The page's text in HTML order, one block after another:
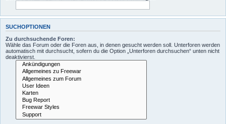
SUCHOPTIONEN
Zu durchsuchende Foren:
Wähle das Forum oder die Foren aus, in denen gesucht werden soll. Unterforen werden
automatisch mit durchsucht, sofern du die Option „Unterforen durchsuchen“ unten nicht
deaktivierst.